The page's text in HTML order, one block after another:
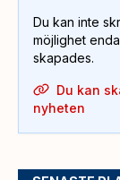
Du kan inte
möjlighet
skapades.
Du kan
nyheten